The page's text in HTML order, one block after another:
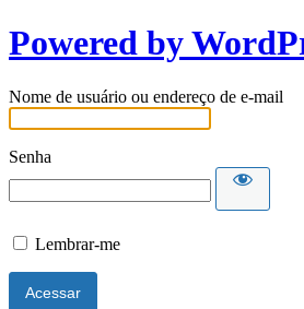
Powered by
Nome de usuário ou endereço de e-mail
Senha
Lembrar-me